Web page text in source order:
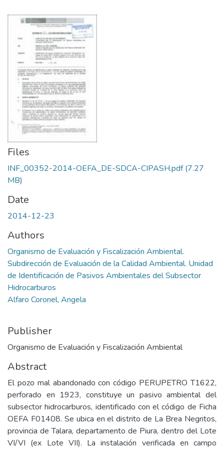
Files
INF_00352-2014-OEFA_DE-SDCA-CIPASH.pdf(7.27
MB)
Date
2014-12-23
Authors
Organismo de Evaluación y Fiscalización Ambiental.
Subdirección de Evaluación de la Calidad Ambiental. Unidad
de Identificación de Pasivos Ambientales del Subsector
Hidrocarburos
Alfaro Coronel, Angela
Publisher
Organismo de Evaluación y Fiscalización Ambiental
Abstract
El pozo mal abandonado con código PERUPETRO T1622,
perforado en 1923, constituye un pasivo ambiental del
subsector hidrocarburos, identificado con el código de Ficha
OEFA F01408. Se ubica en el distrito de La Brea Negritos,
provincia de Talara, departamento de Piura, dentro del Lote
VI/VI (ex Lote VII). La instalación verificada en campo